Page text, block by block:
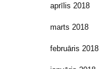
aprīlis 2018
marts 2018
februāris 2018